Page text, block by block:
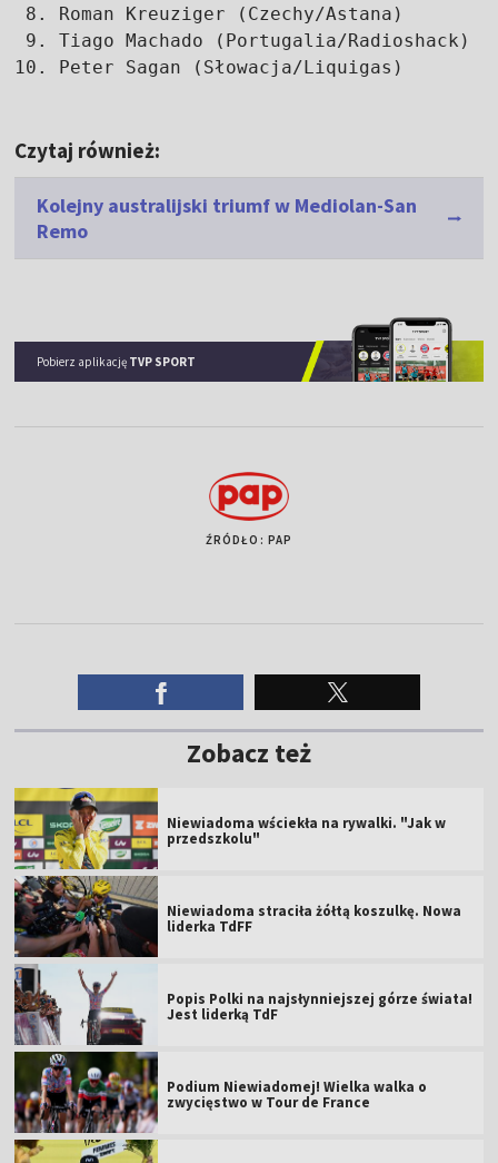
8. Roman Kreuziger (Czechy/Astana)
9. Tiago Machado (Portugalia/Radioshack)
Czytaj również:
Kolejny australijski triumf w Mediolan-San
Remo
Pobierz aplikację TVP SPORT
ŹRÓDŁO: PAP
Zobacz też
Niewiadoma wściekła na rywalki. "Jak w
przedszkolu"
Niewiadoma straciła żółtą koszulkę. Nowa
liderka TdFF
Popis Polki na najsłynniejszej górze świata!
Jest liderką TdF
Podium Niewiadomej! Wielka walka o
zwycięstwo w Tour de France